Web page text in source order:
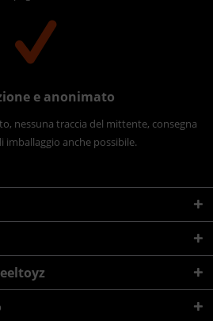
e anonimato
nessuna traccia del mittente, consegna
imballaggio anche possibile.